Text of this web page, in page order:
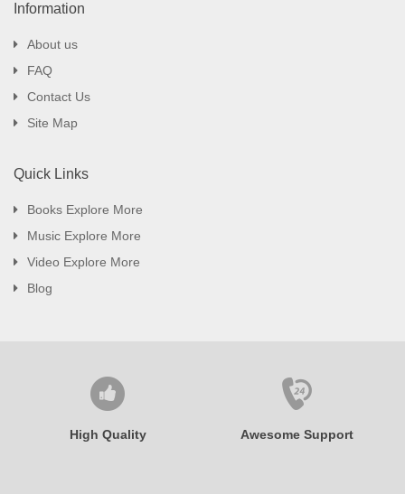
Information
About us
FAQ
Contact Us
Site Map
Quick Links
Books Explore More
Music Explore More
Video Explore More
Blog
High Quality Awesome Support